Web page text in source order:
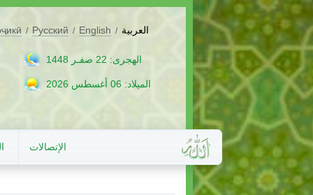
/ Русский / English / العربية
الهجرى: 22 صفـر 1448
الميلاد: 06 أغسطس 2026
الإتصالات